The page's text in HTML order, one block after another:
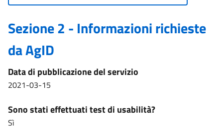
Sezione 2 - Informazioni richieste
da AgID
Data di pubblicazione del servizio
2021-03-15
Sono stati effettuati test di usabilità?
Sì